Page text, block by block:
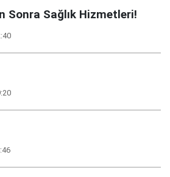
Sonra Sağlık Hizmetleri!